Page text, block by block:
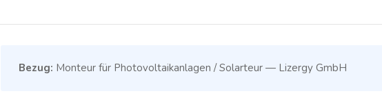
Bezug: Monteur für Photovoltaikanlagen / Solarteur — Lizergy GmbH